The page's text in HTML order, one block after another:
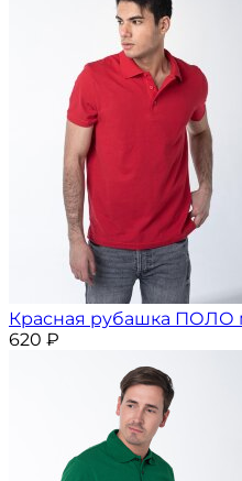
Красная рубашка ПОЛО
620 ₽